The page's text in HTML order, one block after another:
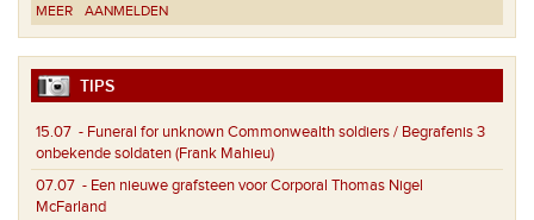
MEER AANMELDEN
TIPS
15.07 - Funeral for unknown Commonwealth soldiers / Begrafenis 3
onbekende soldaten (Frank Mahieu)
07.07 - Een nieuwe grafsteen voor Corporal Thomas Nigel
McFarland